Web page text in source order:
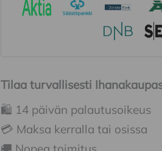
Tilaa turvallisesti
🛍️ 14 päivän palautusoikeus
💳 Maksa kerralla tai osissa